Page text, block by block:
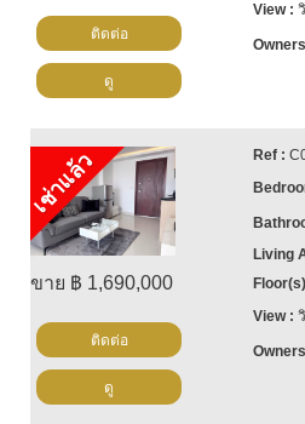
ติดต่อ
ดู
เช่าแล้ว
ขาย ฿ 1,690,000
ติดต่อ
ดู